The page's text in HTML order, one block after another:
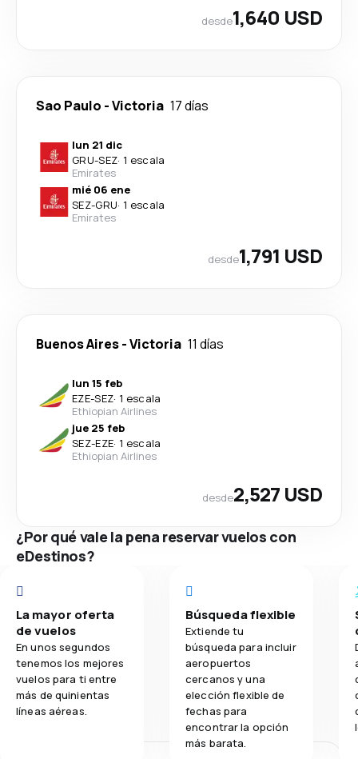
desde1,640 USD
Sao Paulo -Victoria 17 días
lun 21 dic
GRU-SEZ· 1 escala
Emirates
mié 06 ene
SEZ-GRU· 1 escala
Emirates
desde1,791 USD
Buenos Aires-Victoria 11 días
lun 15 feb
EZE-SEZ· 1 escala
Ethiopian Airlines
jue 25 feb
SEZ-EZE· 1 escala
Ethiopian Airlines
desde2,527 USD
¿Por qué vale la pena reservar vuelos con
eDestinos?
La mayor oferta
de vuelos
En unos segundos
tenemos los mejores
vuelos para ti entre
más de quinientas
líneas aéreas.
Búsqueda flexible
Extiende tu
búsqueda para incluir
aeropuertos
cercanos y una
elección flexible de
fechas para
encontrar la opción
más barata.